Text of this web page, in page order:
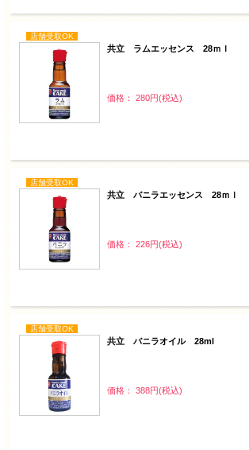
店舗受取OK
共立 ラムエッセンス 28ｍｌ
価格： 280円(税込)
店舗受取OK
共立 バニラエッセンス 28ｍｌ
価格： 226円(税込)
店舗受取OK
共立 バニラオイル 28ml
価格： 388円(税込)